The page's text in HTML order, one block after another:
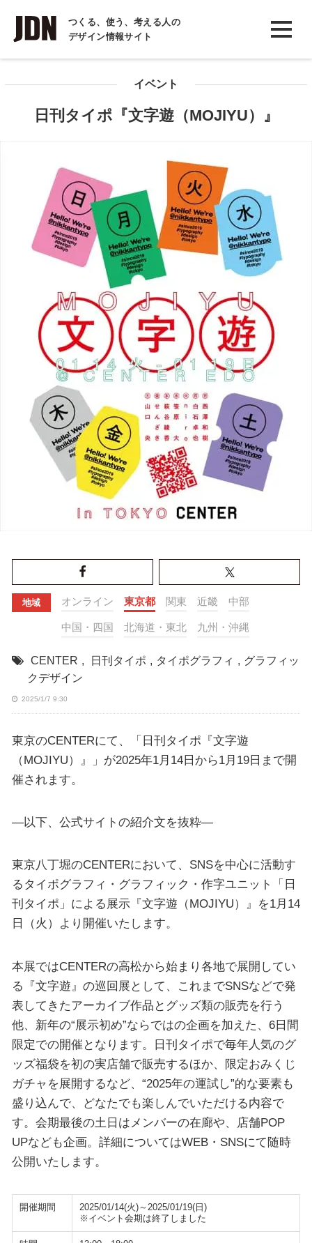
つくる、使う、考える人の
デザイン情報サイト
INTERVIEW
インタビュー
イベント
日刊タイポ『文字遊（MOJIYU）』
地域 オンライン 東京都 関東 近畿 中部
中国・四国 北海道・東北 九州・沖縄
CENTER , 日刊タイポ , タイポグラフィ , グラフィッ
クデザイン
2025/1/7 9:30
東京のCENTERにて、「日刊タイポ『文字遊
（MOJIYU）』」が2025年1月14日から1月19日まで開
催されます。
—以下、公式サイトの紹介文を抜粋—
東京八丁堀のCENTERにおいて、SNSを中心に活動す
るタイポグラフィ・グラフィック・作字ユニット「日
刊タイポ」による展示『文字遊（MOJIYU）』を1月14
日（火）より開催いたします。
本展ではCENTERの高松から始まり各地で展開してい
る『文字遊』の巡回展として、これまでSNSなどで発
表してきたアーカイブ作品とグッズ類の販売を行う
他、新年の“展示初め”ならではの企画を加えた、6日間
限定での開催となります。日刊タイポで毎年人気のグ
ッズ福袋を初の実店舗で販売するほか、限定おみくじ
ガチャを展開するなど、“2025年の運試し”的な要素も
盛り込んで、どなたでも楽しんでいただける内容で
す。会期最後の土日はメンバーの在廊や、店舗POP
UPなども企画。詳細についてはWEB・SNSにて随時
公開いたします。
開催期間
2025/01/14(火)～2025/01/19(日)
※イベント会期は終了しました